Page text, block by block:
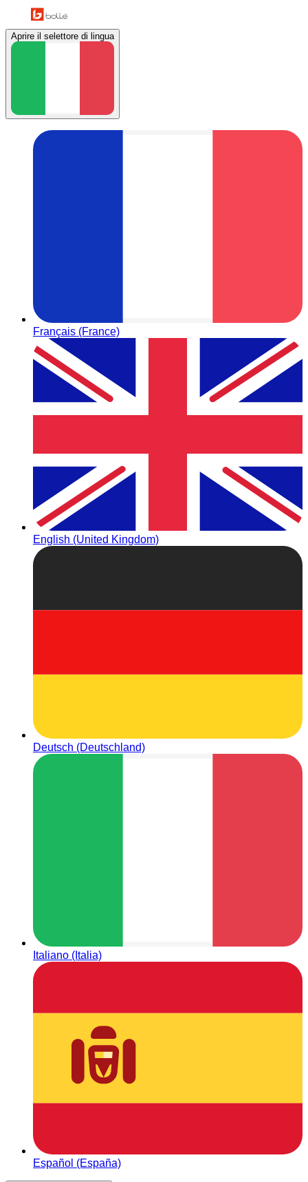
Aprire il selettore di lingua
Français (France)
English (United Kingdom)
Deutsch (Deutschland)
Italiano (Italia)
Español (España)